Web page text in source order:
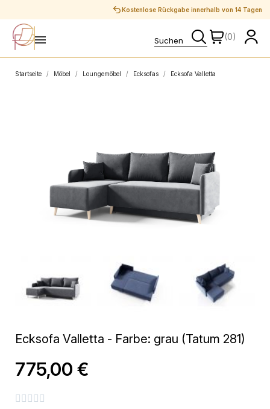
Sichere Zahlungen
(0)
Startseite Möbel Loungemöbel Ecksofas Ecksofa Valletta
Ecksofa Valletta - Farbe: grau (Tatum 281)
775,00 €
    